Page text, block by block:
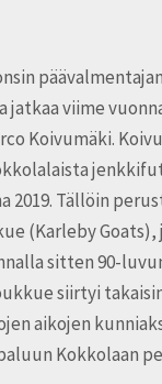
jatkaa viime
Koivumäki.
2019. Tällöin
(Karleby Goats),
sitten 90-
siirtyi
aikojen
Kokkolaan